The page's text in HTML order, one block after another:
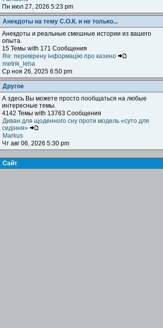
Пн июл 27, 2026 5:23 pm
Анекдоты на тему С.О.К. и не только...
Анекдоты и реальные смешные истории из вашего
опыта.
15 Темы with 171 Сообщения
Re: перевірену інформацію про казино
metrik_leha
Ср ноя 26, 2025 6:50 pm
Другое
А здесь Вы можете просто пообщаться на любые
интересные темы.
4142 Темы with 13763 Сообщения
Диван для щоденного сну проти модель «суто для
сидіння»
Markus
Чт авг 06, 2026 5:30 pm
Сайт